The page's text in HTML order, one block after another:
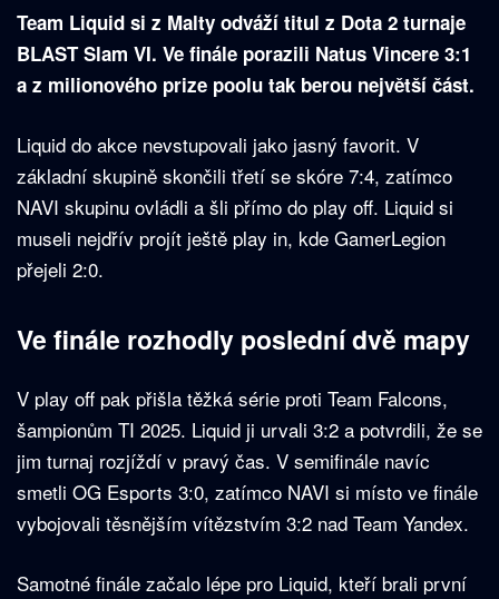
Team Liquid si z Malty odváží titul z Dota 2 turnaje
BLAST Slam VI. Ve finále porazili Natus Vincere 3:1
a z milionového prize poolu tak berou největší část.
Liquid do akce nevstupovali jako jasný favorit. V
základní skupině skončili třetí se skóre 7:4, zatímco
NAVI skupinu ovládli a šli přímo do play off. Liquid si
museli nejdřív projít ještě play in, kde GamerLegion
přejeli 2:0.
Ve finále rozhodly poslední dvě mapy
V play off pak přišla těžká série proti Team Falcons,
šampionům TI 2025. Liquid ji urvali 3:2 a potvrdili, že se
jim turnaj rozjíždí v pravý čas. V semifinále navíc
smetli OG Esports 3:0, zatímco NAVI si místo ve finále
vybojovali těsnějším vítězstvím 3:2 nad Team Yandex.
Samotné finále začalo lépe pro Liquid, kteří brali první